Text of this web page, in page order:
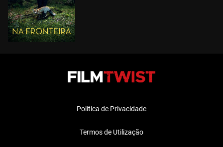
Política de Privacidade
Termos de Utilização